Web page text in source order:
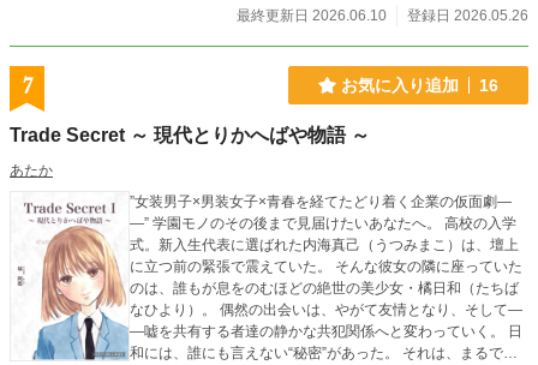
最終更新日 2026.06.10 登録日 2026.05.26
7 お気に入り追加 16
Trade Secret ～ 現代とりかへばや物語 ～
あたか
”女装男子×男装女子×青春を経てたどり着く企業の仮面劇―
―” 学園モノのその後まで見届けたいあなたへ。 高校の入学
式。新入生代表に選ばれた内海真己（うつみまこ）は、壇上
に立つ前の緊張で震えていた。 そんな彼女の隣に座っていた
のは、誰もが息をのむほどの絶世の美少女・橘日和（たちば
なひより）。 偶然の出会いは、やがて友情となり、そして―
―嘘を共有する者達の静かな共犯関係へと変わっていく。 日
和には、誰にも言えない“秘密”があった。 それは、まるで